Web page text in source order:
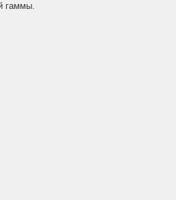
гаммы.